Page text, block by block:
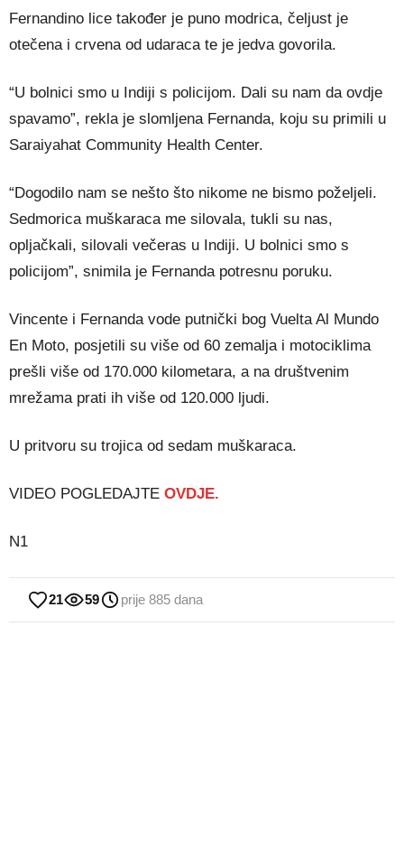
Fernandino lice također je puno modrica, čeljust je
otečena i crvena od udaraca te je jedva govorila.
“U bolnici smo u Indiji s policijom. Dali su nam da ovdje
spavamo”, rekla je slomljena Fernanda, koju su primili u
Saraiyahat Community Health Center.
“Dogodilo nam se nešto što nikome ne bismo poželjeli.
Sedmorica muškaraca me silovala, tukli su nas,
opljačkali, silovali večeras u Indiji. U bolnici smo s
policijom”, snimila je Fernanda potresnu poruku.
Vincente i Fernanda vode putnički bog Vuelta Al Mundo
En Moto, posjetili su više od 60 zemalja i motociklima
prešli više od 170.000 kilometara, a na društvenim
mrežama prati ih više od 120.000 ljudi.
U pritvoru su trojica od sedam muškaraca.
VIDEO POGLEDAJTE OVDJE.
N1
21 59 prije 885 dana